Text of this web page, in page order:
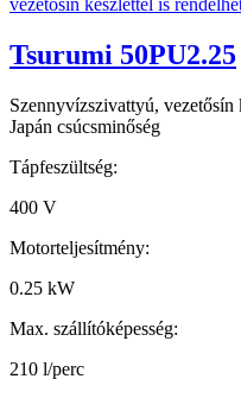
Tsurumi 50PU2.25
Szennyvízszivattyú, vezetősín
Japán csúcsminőség
Tápfeszültség:
400 V
Motorteljesítmény:
0.25 kW
Max. szállítóképesség:
210 l/perc